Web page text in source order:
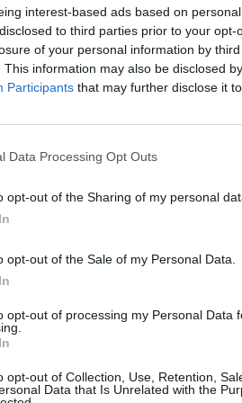
interest-based ads based on
to third parties prior to your
of your personal information by
This information may also be disclosed
Participants that may further disclose it
Data Processing Opt Outs
opt-out of the Sharing of my personal
opt-out of the Sale of my Personal Data.
opt-out of processing my Personal Data
opt-out of Collection, Use, Retention,
Data that Is Unrelated with the
la partecipazione alla
politici locali. Come li
politiche del campo
po’ più “a sinistra”. Tra i
civiche. L’idea era quella
elettorale. In sala ci sono
candidati sindaci
dove ci possono essere
come quelli che
Via Confalonieri, 5
di